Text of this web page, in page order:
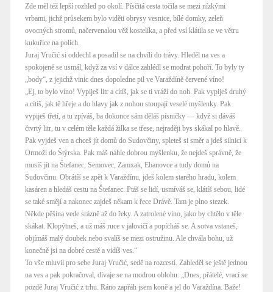
Zde měl též lepší rozhled po okolí. Písčitá cesta točila se mezi nízkými
vrbami, jichž průsekem bylo viděti obrysy vesnice, bílé domky, zeleň
ovocných stromů, načervenalou věž kostelíka, a před vsí klátila se ve větru
kukuřice na polích.
Juraj Vručić si oddechl a posadil se na chvíli do trávy. Hleděl na ves a
spokojeně se usmál, když za vsí v dálce zahlédl se modrat pohoří. To byly ty
„body“, z jejichž vinic dnes dopoledne pil ve Varaždíně červené víno!
„Ej, to bylo víno! Vypiješ litr a cítíš, jak se ti vráží do noh. Pak vypiješ druhý
a cítíš, jak tě hřeje a do hlavy jak z nohou stoupají veselé myšlenky. Pak
vypiješ třetí, a tu zpíváš, ba dokonce sám děláš písničky — když si dáváš
čtvrtý litr, tu v celém těle každá žilka se třese, nejraději bys skákal po hlavě.
Pak vyjdeš ven a chceš jít domů do Sudovčiny, spleteš si směr a jdeš silnicí k
Ormoži do Štýrska. Pak máš náhle dobrou myšlenku, že nejdeš správně, že
musíš jít na Štefanec, Semovec, Zamxak, Ebanovce a tudy domů na
Sudovčinu. Obrátíš se zpět k Varaždínu, jdeš kolem starého hradu, kolem
kasáren a hledáš cestu na Štefanec. Ptáš se lidí, usmíváš se, klátíš sebou, lidé
se také smějí a nakonec zajdeš někam k řece Drávě. Tam je plno stezek.
Někde pěšina vede srázně až do řeky. A zatrolené víno, jako by chtělo v těle
skákat. Klopýtneš, a už máš ruce v jalovičí a popícháš se. A sotva vstaneš,
objímáš malý doubek nebo svalíš se mezi ostružinu. Ale chvála bohu, už
konečně jsi na dobré cestě a vidíš ves.“
To vše mluvil pro sebe Juraj Vručić, sedě na rozcestí. Zahleděl se ještě jednou
na ves a pak pokračoval, dívaje se na modrou oblohu: „Dnes, přátelé, vrací se
pozdě Juraj Vručić z trhu. Ráno zapřáh jsem koně a jel do Varaždína. Baže!